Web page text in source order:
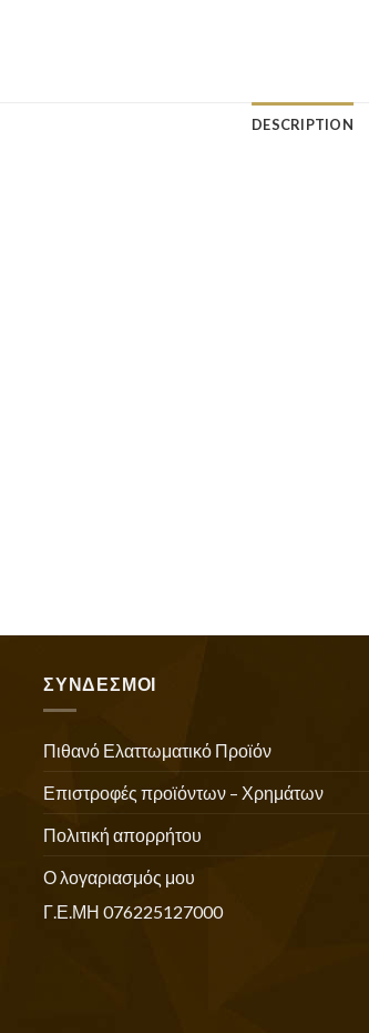
DESCRIPTION
ΣΥΝΔΕΣΜΟΙ
Πιθανό Ελαττωματικό Προϊόν
Επιστροφές προϊόντων – Χρημάτων
Πολιτική απορρήτου
Ο λογαριασμός μου
Γ.Ε.ΜΗ 076225127000